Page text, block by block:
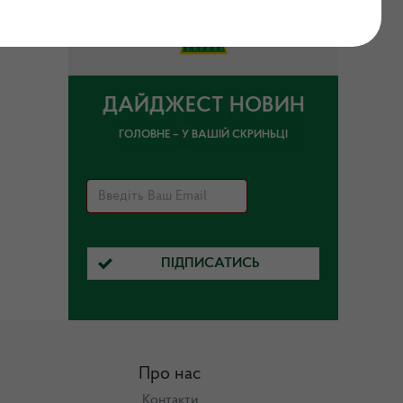
ДАЙДЖЕСТ НОВИН
ГОЛОВНЕ – У ВАШІЙ СКРИНЬЦІ
ПІДПИСАТИСЬ
Про нас